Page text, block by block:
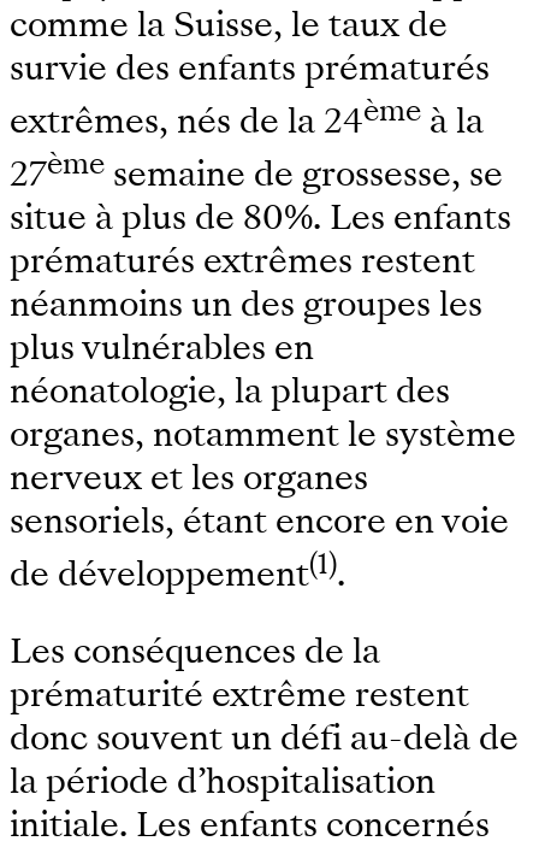
comme la Suisse, le taux de
survie des enfants prématurés
extrêmes, nés de la 24ème à la
27ème semaine de grossesse, se
situe à plus de 80%. Les enfants
prématurés extrêmes restent
néanmoins un des groupes les
plus vulnérables en
néonatologie, la plupart des
organes, notamment le système
nerveux et les organes
sensoriels, étant encore en voie
de développement(1).
Les conséquences de la
prématurité extrême restent
donc souvent un défi au-delà de
la période d’hospitalisation
initiale. Les enfants concernés